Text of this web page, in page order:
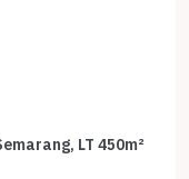
LT 450m²